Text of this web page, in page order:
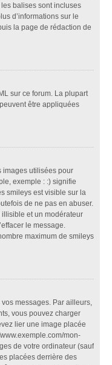
balises sont incluses
d’informations sur le
la page de rédaction de
sur ce forum. La plupart
être appliquées
images utilisées pour
exemple : :) signifie
smileys est visible sur la
de ne pas en abuser.
et un modérateur
le message.
maximum de smileys
messages. Par ailleurs,
vous pouvez charger
lier une image placée
mon-
de votre ordinateur (sauf
placées derrière des